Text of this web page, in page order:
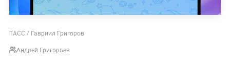
ТАСС / Гавриил Григоров
Андрей Григорьев